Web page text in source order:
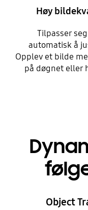
Høy
Tilpasser
automatisk å
Opplev et bilde
på døgnet eller
Object